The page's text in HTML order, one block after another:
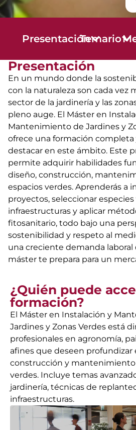
PresentaciónTemario
Presentación
En un mundo donde la
con la naturaleza son cada vez
sector de la jardinería y las
pleno auge. El Máster en
Mantenimiento de Jardines y
ofrece una formación completa
destacar en este ámbito. Este
permite adquirir habilidades
diseño, construcción,
espacios verdes. Aprenderás a
proyectos, seleccionar
infraestructuras y aplicar
fitosanitario, todo bajo una
sostenibilidad y respeto al
una creciente demanda laboral
máster te prepara para un
¿Quién puede
formación?
El Máster en Instalación y
Jardines y Zonas Verdes está
profesionales en agronomía,
afines que deseen profundizar
construcción y mantenimiento
verdes. Incluye temas
jardinería, técnicas de
infraestructuras.